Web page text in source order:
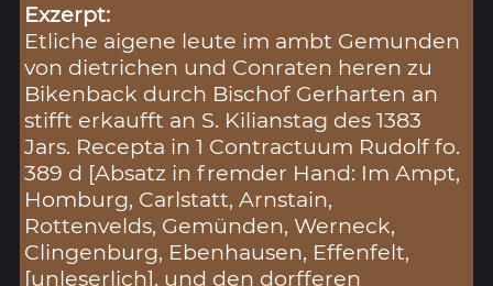
Exzerpt:
Etliche aigene leute im ambt Gemunden
von dietrichen und Conraten heren zu
Bikenback durch Bischof Gerharten an
stifft erkaufft an S. Kilianstag des 1383
Jars. Recepta in 1 Contractuum Rudolf fo.
389 d [Absatz in fremder Hand: Im Ampt,
Homburg, Carlstatt, Arnstain,
Rottenvelds, Gemünden, Werneck,
Clingenburg, Ebenhausen, Effenfelt,
[unleserlich], und den dorfferen